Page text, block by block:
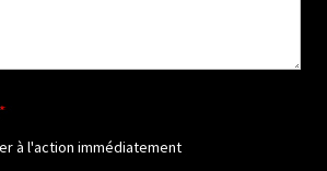
*
à l'action immédiatement